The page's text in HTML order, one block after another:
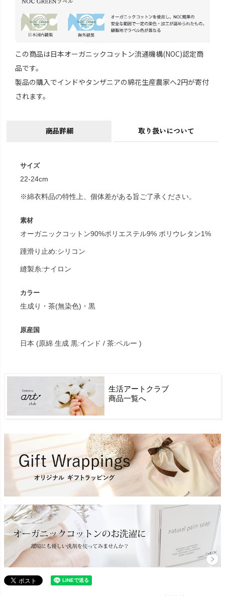
この商品は日本オーガニックコットン流通機構(NOC)認定商
品です。
製品の購入でインドやタンザニアの綿花生産農家へ2円が寄付
されます。
商品詳細 取り扱いについて
サイズ
22-24cm
※綿衣料品の特性上、個体差がある旨ご了承ください。
素材
オーガニックコットン90%ポリエステル9% ポリウレタン1%
踵滑り止め:シリコン
縫製糸:ナイロン
カラー
生成り・茶(無染色)・黒
原産国
日本 (原綿 生成 黒:インド / 茶:ペルー )
生活アートクラブ
商品一覧へ